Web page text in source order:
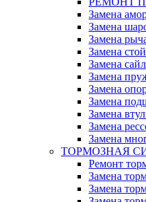
Замена
Замена
Замена
Замена
Замена
Замена
Замена
Замена
Замена
Замена
Замена
ТОРМОЗНАЯ
Ремонт
Замена
Замена